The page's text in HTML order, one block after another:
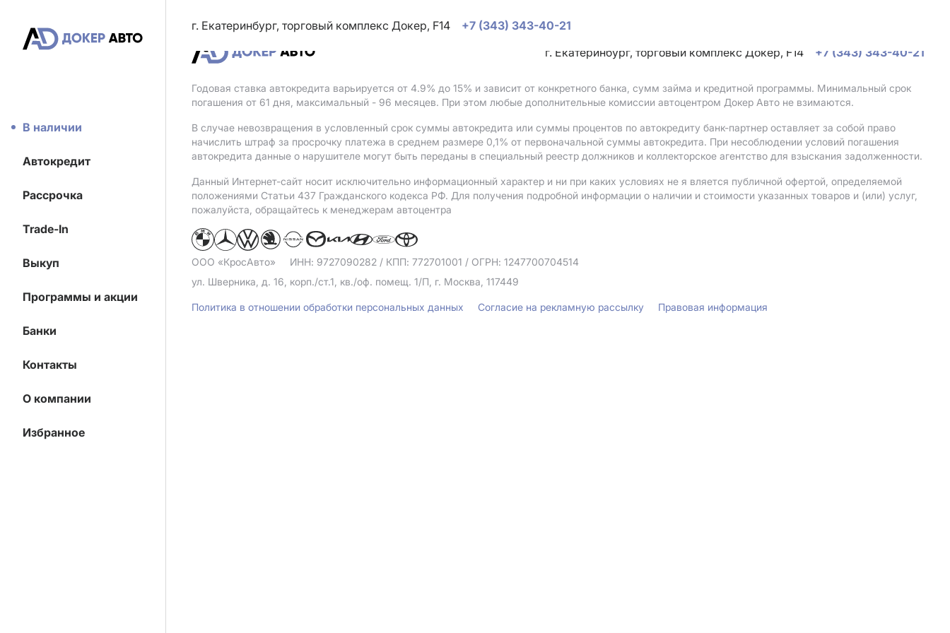
В наличии
Автокредит
Рассрочка
Trade-In
Выкуп
Программы и акции
Банки
Контакты
О компании
Избранное
г. Екатеринбург, торговый комплекс Докер, F14
+7 (343) 343-40-21
г. Екатеринбург, торговый комплекс Докер, F14
+7 (343) 343-40-21
Годовая ставка автокредита варьируется от 4.9% до 15% и зависит от конкретного банка, сумм займа и кредитной программы. Минимальный срок
погашения от 61 дня, максимальный - 96 месяцев. При этом любые дополнительные комиссии автоцентром Докер Авто не взимаются.
В случае невозвращения в условленный срок суммы автокредита или суммы процентов по автокредиту банк-партнер оставляет за собой право
начислить штраф за просрочку платежа в среднем размере 0,1% от первоначальной суммы автокредита. При несоблюдении условий погашения
автокредита данные о нарушителе могут быть переданы в специальный реестр должников и коллекторское агентство для взыскания задолженности.
Данный Интернет-сайт носит исключительно информационный характер и ни при каких условиях не я вляется публичной офертой, определяемой
положениями Статьи 437 Гражданского кодекса РФ. Для получения подробной информации о наличии и стоимости указанных товаров и (или) услуг,
пожалуйста, обращайтесь к менеджерам автоцентра
ООО «КросАвто» ИНН: 9727090282 / КПП: 772701001 / ОГРН: 1247700704514
ул. Шверника, д. 16, корп./ст.1, кв./оф. помещ. 1/П, г. Москва, 117449
Политика в отношении обработки персональных данных Согласие на рекламную рассылку Правовая информация